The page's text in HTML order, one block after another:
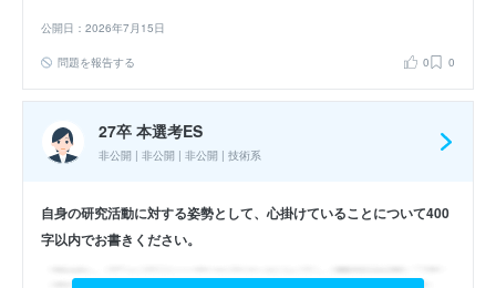
公開日：2026年7月15日
問題を報告する 0 0
27卒 本選考ES
非公開 | 非公開 | 非公開 | 技術系
自身の研究活動に対する姿勢として、心掛けていることについて400
字以内でお書きください。